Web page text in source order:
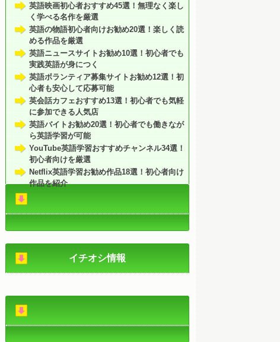
英語映画初心者おすすめ45選！無理なく楽し
く学べる名作を厳選
英語の物語初心者向けお勧め20選！楽しく読
める作品を厳選
英語ニュースサイトお勧め10選！初心者でも
実践英語が身につく
英語ボランティア募集サイトお勧め12選！初
心者も安心して応募可能
英会話カフェおすすめ13選！初心者でも気軽
に参加できる人気店
英語バイトお勧め20選！初心者でも働きなが
ら英語学習が可能
YouTube英語学習おすすめチャンネル34選！
初心者向けを厳選
Netflix英語学習お勧め作品18選！初心者向け
作品を紹介
イチオシ情報